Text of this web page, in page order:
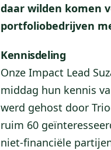
daar wilden komen
portfoliobedrijven
Kennisdeling
Onze Impact Lead
middag hun kennis
werd gehost door
ruim 60
niet-financiële